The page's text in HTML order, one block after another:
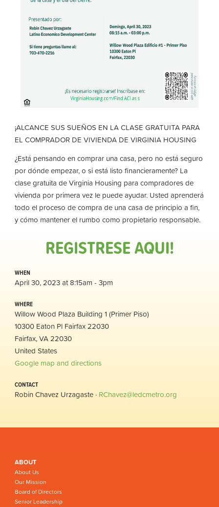
¡ALCANCE SUS SUEÑOS EN LA CLASE GRATUITA PARA
EL COMPRADOR DE VIVIENDA DE VIRGINIA HOUSING
¿Está pensando en comprar una casa, pero no está seguro
por dónde empezar, o si está listo financieramente? La
clase gratuita de Virginia Housing para compradores de
vivienda por primera vez le puede ayudar. Usted aprenderá
todo el proceso de compra de una casa de principio a fin,
y cómo mantener el rumbo como propietario responsable.
REGISTRESE AQUI!
WHEN
April 30, 2023 at 8:15am - 3pm
WHERE
Willow Wood Plaza Building 1 (Primer Piso)
10300 Eaton Pl Fairfax 22030
Fairfax, VA 22030
United States
Google map and directions
CONTACT
Robin Chavez Urzagaste · RChavez@ledcmetro.org
ABOUT
About Us
Our Mission
Board of Directors
Senior Leadership